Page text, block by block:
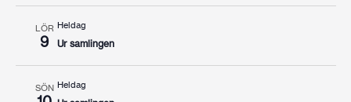
LÖR
9
Heldag
Ur samlingen
SÖN Heldag